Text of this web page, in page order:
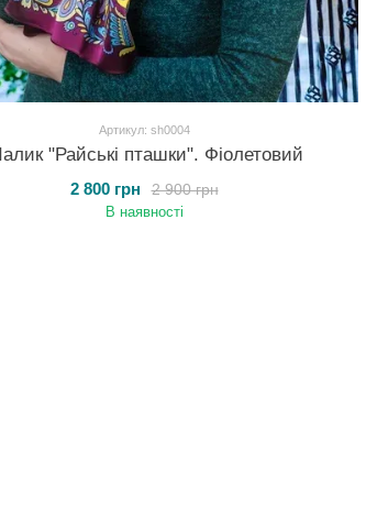
Артикул: sh0004
"Райські пташки". Фіолетовий
2 900 грн
2 800 грн
В наявності